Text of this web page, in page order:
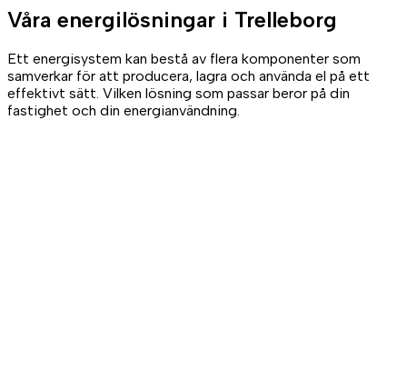
Våra energilösningar i Trelleborg
Ett energisystem kan bestå av flera komponenter som
samverkar för att producera, lagra och använda el på ett
effektivt sätt. Vilken lösning som passar beror på din
fastighet och din energianvändning.